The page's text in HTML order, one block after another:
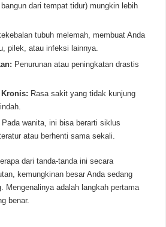
dari tempat tidur) mungkin lebih
tubuh melemah, membuat Anda
pilek, atau infeksi lainnya.
Penurunan atau peningkatan drastis
Rasa sakit yang tidak kunjung
Pada wanita, ini bisa berarti siklus
atau berhenti sama sekali.
dari tanda-tanda ini secara
kemungkinan besar Anda sedang
Mengenalinya adalah langkah pertama
benar.